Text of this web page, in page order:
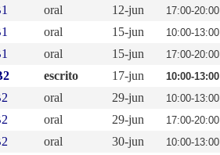
oral 12-jun 17:00-20:00
oral 15-jun 10:00-13:00
oral 15-jun 17:00-20:00
escrito 17-jun 10:00-13:00
oral 29-jun 10:00-13:00
oral 29-jun 17:00-20:00
oral 30-jun 10:00-13:00